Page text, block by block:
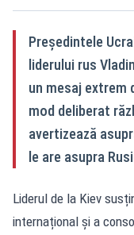
Președintele
liderului rus
un mesaj extrem
mod deliberat
avertizează
le are asupra
Liderul de la Kiev
internațional și a